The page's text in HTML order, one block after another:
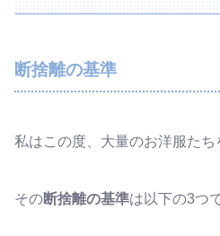
断捨離の基準
私はこの度、大量のお洋服たち
その断捨離の基準は以下の3つ